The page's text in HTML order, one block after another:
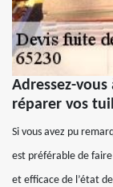
Adressez-
réparer vos
Si vous avez pu
est préférable de
et efficace de l’état